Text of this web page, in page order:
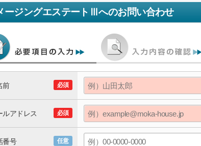
ージングエステートⅢへのお問い合わせ
必須
前
必須
ルアドレス
任意
番号